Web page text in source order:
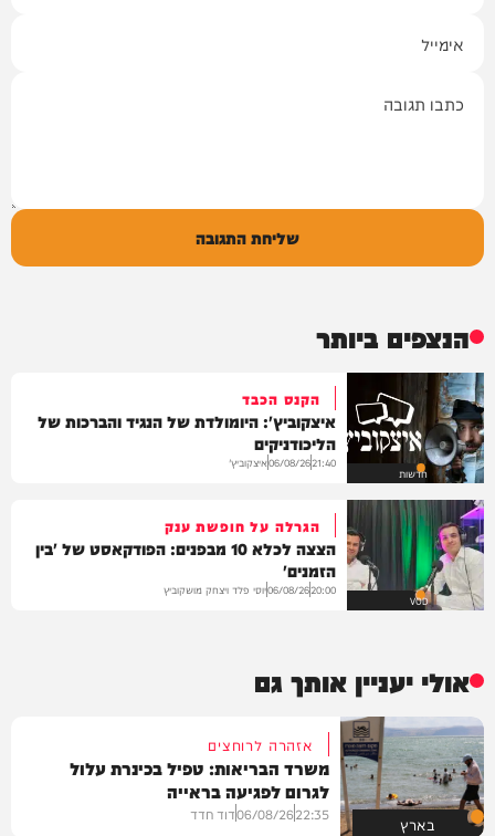
שליחת התגובה
הנצפים ביותר
חדשות
הקנס הכבד
איצקוביץ': היומולדת של הנגיד והברכות של
הליכודניקים
21:40
06/08/26איצקוביץ'
VOD
הגרלה על חופשת ענק
הצצה לכלא 10 מבפנים: הפודקאסט של 'בין
הזמנים'
20:00
06/08/26יוסי פלד ויצחק מושקוביץ
אולי יעניין אותך גם
בארץ
אזהרה לרוחצים
משרד הבריאות: טפיל בכינרת עלול
לגרום לפגיעה בראייה
22:35
06/08/26דוד חדד